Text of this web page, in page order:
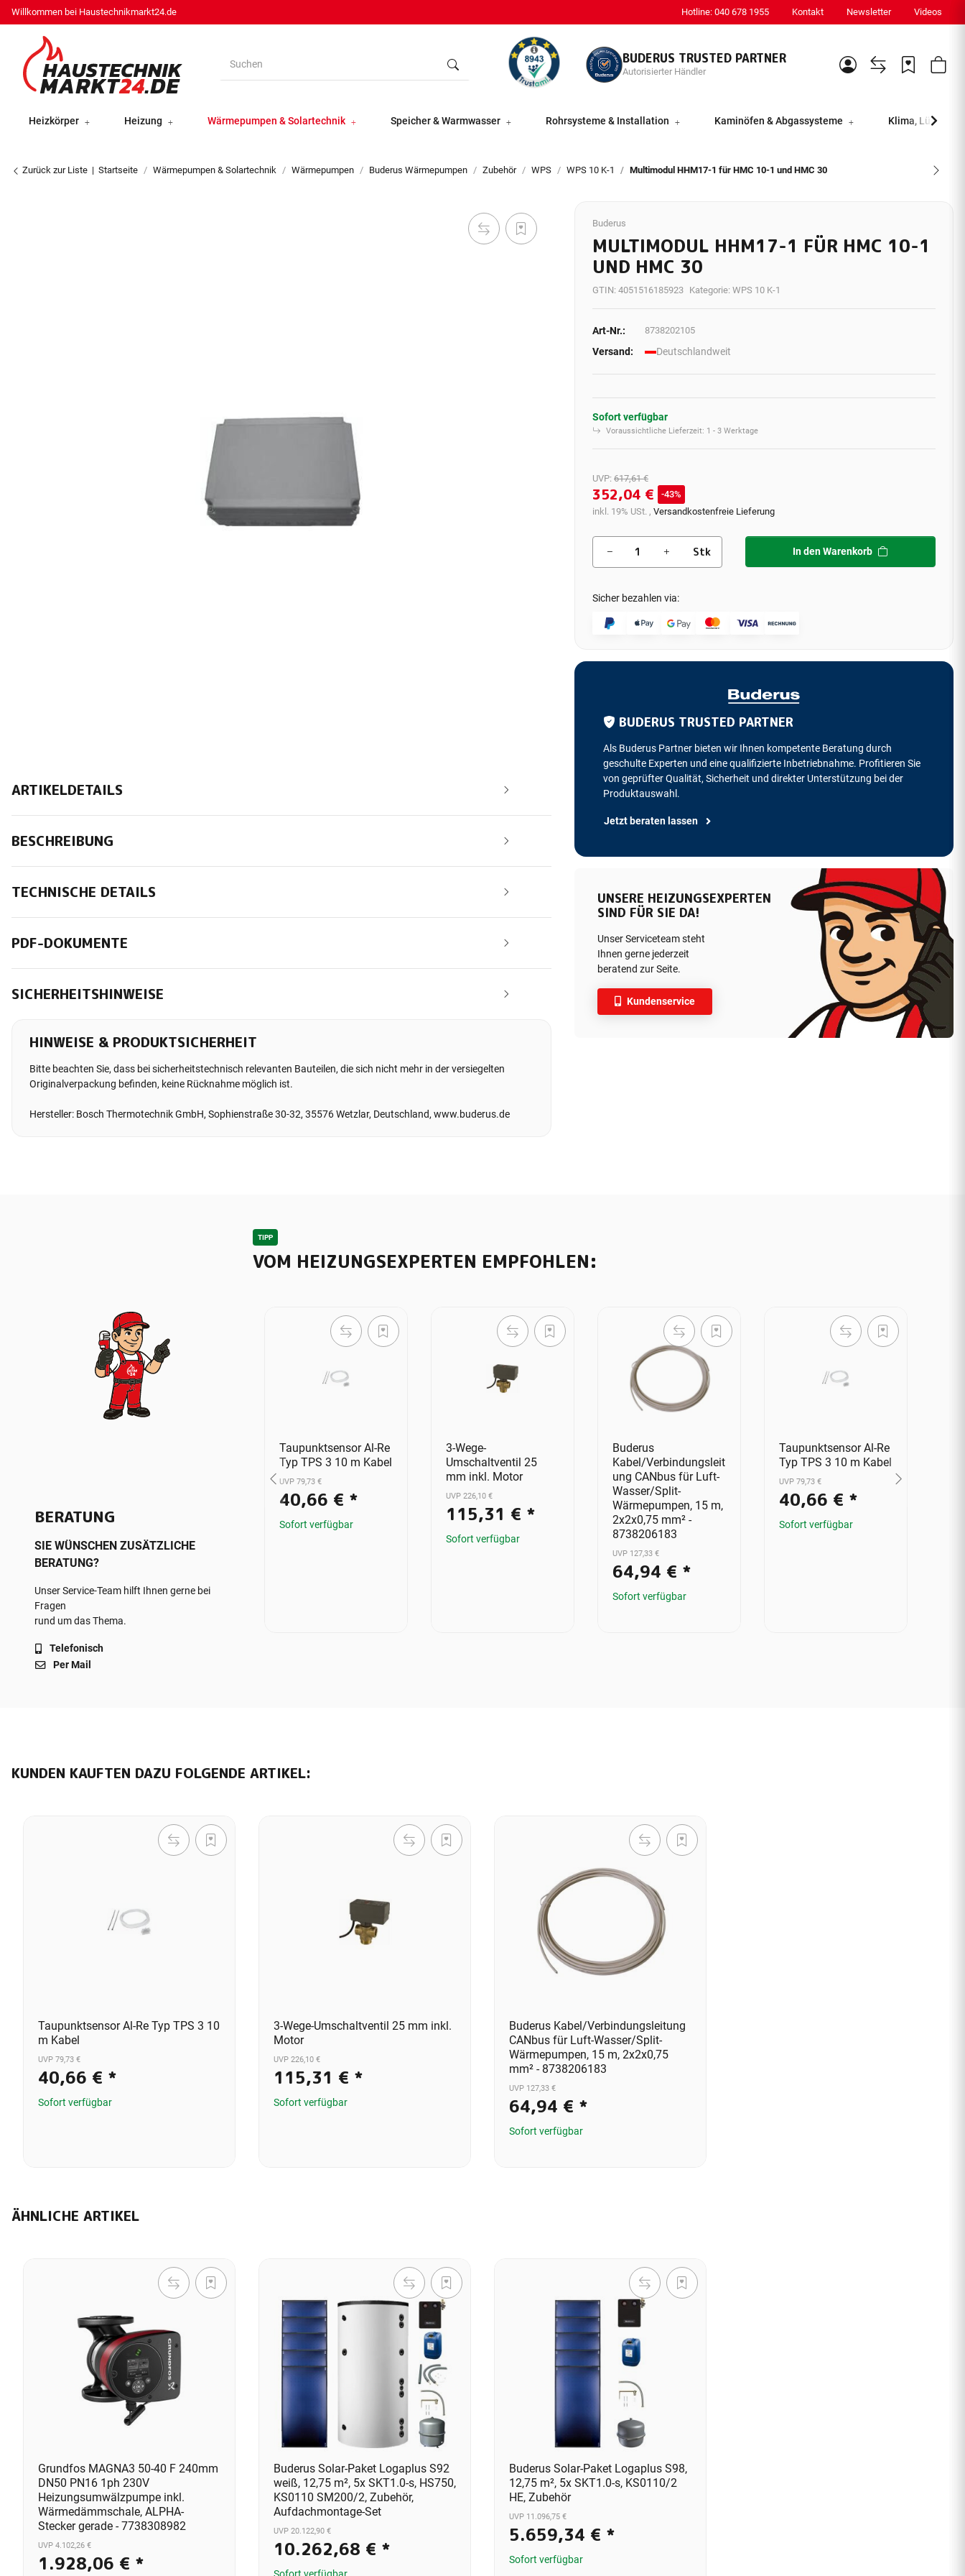
Willkommen bei Haustechnikmarkt24.de Hotline: 040 678 1955 Kontakt Newsletter Videos
BUDERUS TRUSTED PARTNER
Autorisierter Händler
Heizkörper Heizung Wärmepumpen & Solartechnik Speicher & Warmwasser Rohrsysteme & Installation Kaminöfen & Abgassysteme Klima, Lüftung
Zurück zur Liste Startseite Wärmepumpen & Solartechnik Wärmepumpen Buderus Wärmepumpen Zubehör WPS WPS 10 K-1 Multimodul HHM17-1 für HMC 10-1 und HMC 30
Buderus
MULTIMODUL HHM17-1 FÜR HMC 10-1
UND HMC 30
GTIN: 4051516185923 Kategorie: WPS 10 K-1
Art-Nr.: 8738202105
Versand: Deutschlandweit
Sofort verfügbar
Voraussichtliche Lieferzeit: 1 - 3 Werktage
UVP: 617,61 €
352,04 €
43%
inkl. 19% USt. , Versandkostenfreie Lieferung
Stk In den Warenkorb
Sicher bezahlen via:
BUDERUS TRUSTED PARTNER
Als Buderus Partner bieten wir Ihnen kompetente Beratung durch
geschulte Experten und eine qualifizierte Inbetriebnahme. Profitieren Sie
von geprüfter Qualität, Sicherheit und direkter Unterstützung bei der
Produktauswahl.
Jetzt beraten lassen
UNSERE HEIZUNGSEXPERTEN
SIND FÜR SIE DA!
Unser Serviceteam steht
Ihnen gerne jederzeit
beratend zur Seite.
Kundenservice
ARTIKELDETAILS
BESCHREIBUNG
TECHNISCHE DETAILS
PDF-DOKUMENTE
SICHERHEITSHINWEISE
HINWEISE & PRODUKTSICHERHEIT
Bitte beachten Sie, dass bei sicherheitstechnisch relevanten Bauteilen, die sich nicht mehr in der versiegelten
Originalverpackung befinden, keine Rücknahme möglich ist.
Hersteller: Bosch Thermotechnik GmbH, Sophienstraße 30-32, 35576 Wetzlar, Deutschland, www.buderus.de
BERATUNG
SIE WÜNSCHEN ZUSÄTZLICHE
BERATUNG?
Unser Service-Team hilft Ihnen gerne bei
Fragen
rund um das Thema.
Telefonisch
Per Mail
TIPP
VOM HEIZUNGSEXPERTEN EMPFOHLEN:
2x2x0,75 mm² -
Sofort verfügbar
Taupunktsensor Al-Re
Typ TPS 3 10 m Kabel
UVP 79,73 €
40,66 € *
Sofort verfügbar
3-Wege-
Umschaltventil 25
mm inkl. Motor
UVP 226,10 €
115,31 € *
Sofort verfügbar
Buderus
Kabel/Verbindungsleit
ung CANbus für Luft-
Wasser/Split-
Wärmepumpen, 15 m,
2x2x0,75 mm² -
8738206183
UVP 127,33 €
64,94 € *
Sofort verfügbar
Taupunktsensor Al-Re
Typ TPS 3 10 m Kabel
UVP 79,73 €
40,66 € *
Sofort verfügbar
KUNDEN KAUFTEN DAZU FOLGENDE ARTIKEL:
Taupunktsensor Al-Re Typ TPS 3 10
m Kabel
UVP 79,73 €
40,66 € *
Sofort verfügbar
3-Wege-Umschaltventil 25 mm inkl.
Motor
UVP 226,10 €
115,31 € *
Sofort verfügbar
Buderus Kabel/Verbindungsleitung
CANbus für Luft-Wasser/Split-
Wärmepumpen, 15 m, 2x2x0,75
mm² - 8738206183
UVP 127,33 €
64,94 € *
Sofort verfügbar
ÄHNLICHE ARTIKEL
Grundfos MAGNA3 50-40 F 240mm
DN50 PN16 1ph 230V
Heizungsumwälzpumpe inkl.
Wärmedämmschale, ALPHA-
Stecker gerade - 7738308982
UVP 4.102,26 €
1.928,06 € *
Buderus Solar-Paket Logaplus S92
weiß, 12,75 m², 5x SKT1.0-s, HS750,
KS0110 SM200/2, Zubehör,
Aufdachmontage-Set
UVP 20.122,90 €
10.262,68 € *
Buderus Solar-Paket Logaplus S98,
12,75 m², 5x SKT1.0-s, KS0110/2
HE, Zubehör
UVP 11.096,75 €
5.659,34 € *
Sofort verfügbar